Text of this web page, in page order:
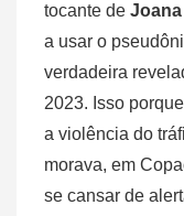
tocante de Joana
a usar o
verdadeira
2023. Isso
a violência do
morava, em
se cansar de